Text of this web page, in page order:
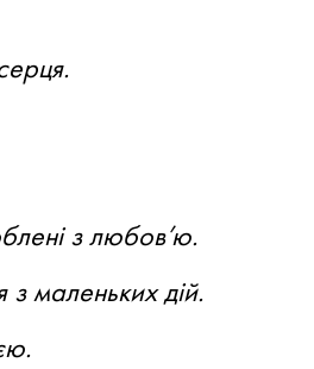
з любов’ю.
маленьких дій.